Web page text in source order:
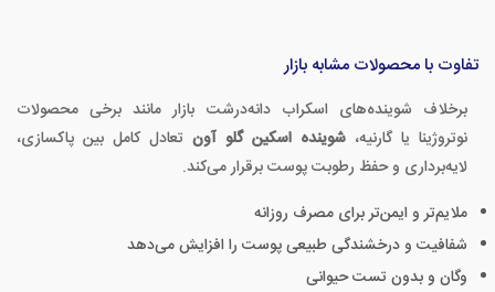
تفاوت با محصولات مشابه بازار
برخلاف شوینده‌های اسکراب دانه‌درشت بازار مانند برخی محصولات
نوتروژینا یا گارنیه، شوینده اسکین گلو آون تعادل کامل بین پاکسازی،
لایه‌برداری و حفظ رطوبت پوست برقرار می‌کند.
ملایم‌تر و ایمن‌تر برای مصرف روزانه
شفافیت و درخشندگی طبیعی پوست را افزایش می‌دهد
وگان و بدون تست حیوانی